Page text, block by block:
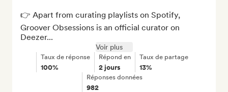
👉 Apart from curating playlists on Spotify,
Groover Obsessions is an official curator on
Deezer...
Voir plus
Taux de réponse
100%
Répond en
2 jours
Taux de partage
13%
Réponses données
982